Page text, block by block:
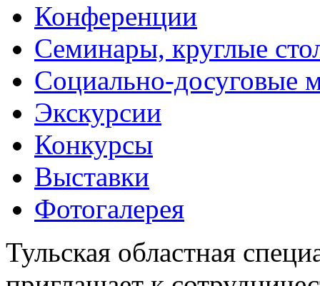
Конференции
Семинары, круглые
Социально-досуговые
Экскурсии
Конкурсы
Выставки
Фотогалерея
Тульская областная